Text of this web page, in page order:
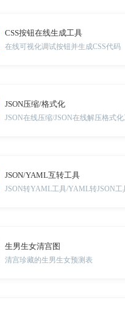
CSS按钮在线生成工具
在线可视化调试按钮并生成CSS代码
JSON压缩/格式化
JSON在线压缩/JSON在线解压格式化
JSON/YAML互转工具
JSON转YAML工具/YAML转JSON工
生男生女清宫图
清宫珍藏的生男生女预测表